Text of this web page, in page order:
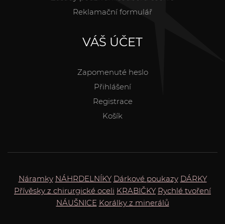
Reklamační formulář
VÁŠ ÚČET
Zapomenuté heslo
Přihlášení
Registrace
Košík
Náramky NÁHRDELNÍKY Dárkové poukazy DÁRKY
Přívěsky z chirurgické oceli KRABIČKY Rychlé tvoření
NÁUŠNICE Korálky z minerálů